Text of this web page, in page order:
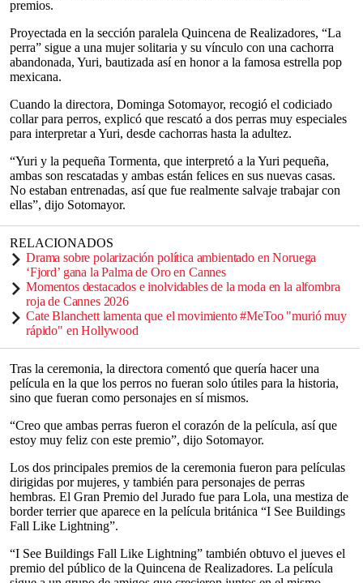
premios.
Proyectada en la sección paralela Quincena de Realizadores, “La
perra” sigue a una mujer solitaria y su vínculo con una cachorra
abandonada, Yuri, bautizada así en honor a la famosa estrella pop
mexicana.
Cuando la directora, Dominga Sotomayor, recogió el codiciado
collar para perros, explicó que rescató a dos perras muy especiales
para interpretar a Yuri, desde cachorras hasta la adultez.
“Yuri y la pequeña Tormenta, que interpretó a la Yuri pequeña,
ambas son rescatadas y ambas están felices en sus nuevas casas.
No estaban entrenadas, así que fue realmente salvaje trabajar con
ellas”, dijo Sotomayor.
RELACIONADOS
Drama sobre polarización política ambientado en Noruega
‘Fjord’ gana la Palma de Oro en Cannes
Momentos destacados e inolvidables de la moda en la alfombra
roja de Cannes 2026
Cate Blanchett lamenta que el movimiento #MeToo "murió muy
rápido" en Hollywood
Tras la ceremonia, la directora comentó que quería hacer una
película en la que los perros no fueran solo útiles para la historia,
sino que fueran como personajes en sí mismos.
“Creo que ambas perras fueron el corazón de la película, así que
estoy muy feliz con este premio”, dijo Sotomayor.
Los dos principales premios de la ceremonia fueron para películas
dirigidas por mujeres, y también para personajes de perras
hembras. El Gran Premio del Jurado fue para Lola, una mestiza de
border terrier que aparece en la película británica “I See Buildings
Fall Like Lightning”.
“I See Buildings Fall Like Lightning” también obtuvo el jueves el
premio del público de la Quincena de Realizadores. La película